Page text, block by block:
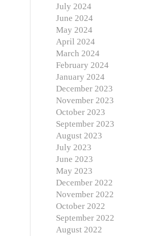
July 2024
June 2024
May 2024
April 2024
March 2024
February 2024
January 2024
December 2023
November 2023
October 2023
September 2023
August 2023
July 2023
June 2023
May 2023
December 2022
November 2022
October 2022
September 2022
August 2022